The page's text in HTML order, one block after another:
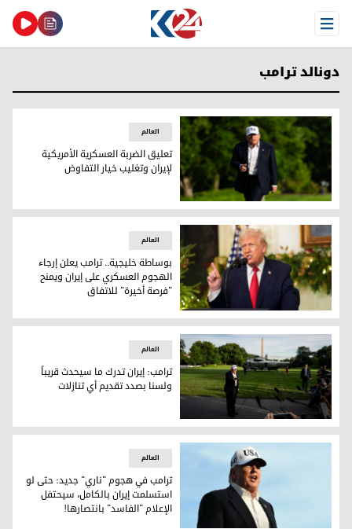
Open Menu
دونالد ترامب
تعليق الضربة العسكرية الأمريكية لإيران وتغليب خيار التفاوض
العالم
تعليق الضربة العسكرية الأمريكية
لإيران وتغليب خيار التفاوض
بوساطة خليجية.. ترامب يعلن إرجاء الهجوم العسكري على
العالم
بوساطة خليجية.. ترامب يعلن إرجاء
الهجوم العسكري على إيران ويمنح
"فرصة أخيرة" للاتفاق
ترامب: إيران تدرك ما سيحدث قريباً ولسنا بصدد تقديم أي تنازلات
العالم
ترامب: إيران تدرك ما سيحدث قريباً
ولسنا بصدد تقديم أي تنازلات
العالم
ترامب في هجوم "ناري" جديد: حتى لو
استسلمت إيران بالكامل، سيحتفل
الإعلام "الفاسد" بانتصارها!